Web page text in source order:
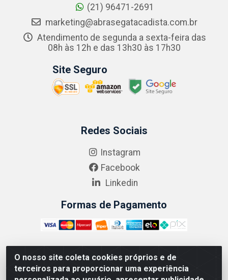
O nosso site coleta cookies próprios e de
terceiros para proporcionar uma experiência
(21) 96471-2691
marketing@abrasegatacadista.com.br
Atendimento de segunda a sexta-feira das
08h às 12h e das 13h30 às 17h30
Site Seguro
Redes Sociais
Instagram
Facebook
Linkedin
Formas de Pagamento
ABRASEG COMÉRCIO ATACADISTA LTDA - CNPJ:
10.894.768/0001-00 - Avenida Lobo Júnior, 1045 -